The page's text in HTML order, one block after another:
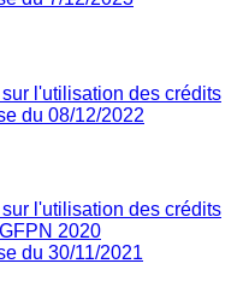
l'utilisation des crédits
du 08/12/2022
l'utilisation des crédits
2020
du 30/11/2021